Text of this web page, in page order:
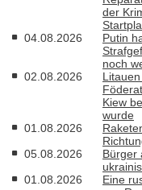
der
04.08.2026
Putin
noch
02.08.2026
Kiew
wurde
01.08.2026
05.08.2026
Bürger
01.08.2026
Eine